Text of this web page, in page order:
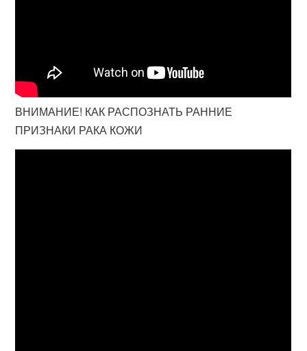
ВНИМАНИЕ! КАК РАСПОЗНАТЬ РАННИЕ
ПРИЗНАКИ РАКА КОЖИ